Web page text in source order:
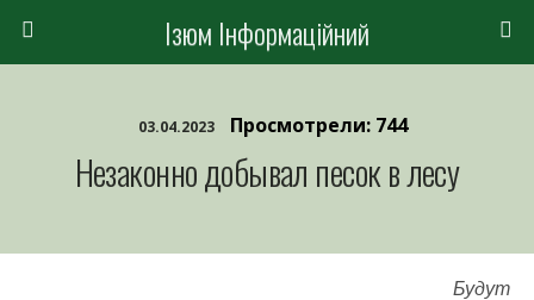
Ізюм Інформаційний
03.04.2023 Просмотрели: 744
Незаконно добывал песок в лесу
Будут